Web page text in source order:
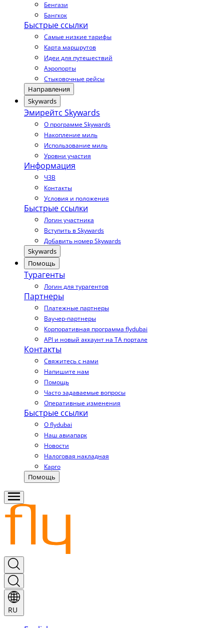
Бенгази
Бангкок
Быстрые ссылки
Самые низкие тарифы
Карта маршрутов
Идеи для путешествий
Аэропорты
Стыковочные рейсы
Направления
Skywards
Эмирейтс Skywards
О программе Skywards
Накопление миль
Использование миль
Уровни участия
Информация
ЧЗВ
Контакты
Условия и положения
Быстрые ссылки
Логин участника
Вступить в Skywards
Добавить номер Skywards
Skywards
Помощь
Турагенты
Логин для турагентов
Партнеры
Платежные партнеры
Ваучер-партнеры
Корпоративная программа flydubai
API и новый аккаунт на TA портале
Контакты
Свяжитесь с нами
Напишите нам
Помощь
Часто задаваемые вопросы
Оперативные изменения
Быстрые ссылки
О flydubai
Наш авиапарк
Новости
Налоговая накладная
Карго
Помощь
RU